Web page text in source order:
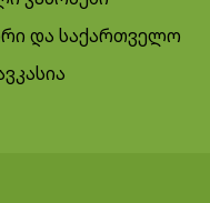
და საქართველო